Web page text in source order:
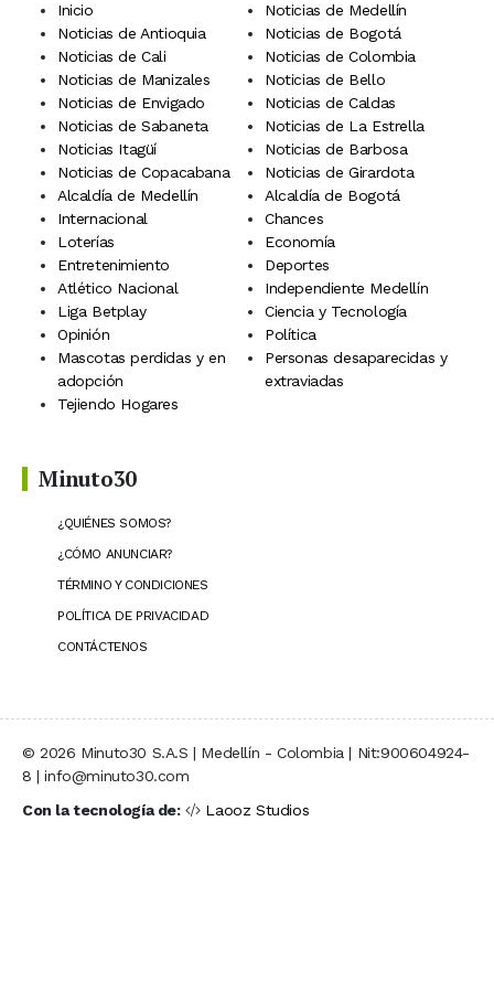
Inicio
Noticias de Medellín
Noticias de Antioquia
Noticias de Bogotá
Noticias de Cali
Noticias de Colombia
Noticias de Manizales
Noticias de Bello
Noticias de Envigado
Noticias de Caldas
Noticias de Sabaneta
Noticias de La Estrella
Noticias Itagüí
Noticias de Barbosa
Noticias de Copacabana
Noticias de Girardota
Alcaldía de Medellín
Alcaldía de Bogotá
Internacional
Chances
Loterías
Economía
Entretenimiento
Deportes
Atlético Nacional
Independiente Medellín
Liga Betplay
Ciencia y Tecnología
Opinión
Política
Mascotas perdidas y en
adopción
Personas desaparecidas y
extraviadas
Tejiendo Hogares
Minuto30
¿QUIÉNES SOMOS?
¿CÓMO ANUNCIAR?
TÉRMINO Y CONDICIONES
POLÍTICA DE PRIVACIDAD
CONTÁCTENOS
© 2026 Minuto30 S.A.S | Medellín - Colombia | Nit:900604924-
8 | info@minuto30.com
Con la tecnología de:
Laooz Studios